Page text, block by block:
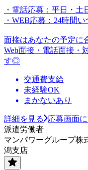
・電話応募：平日・土
・WEB応募：24時間
面接はあなたの予定に
Web面接・電話面接・
す◎
交通費支給
未経験OK
まかないあり
詳細を見る
応募画面
派遣労働者
マンパワーグループ
潟支店